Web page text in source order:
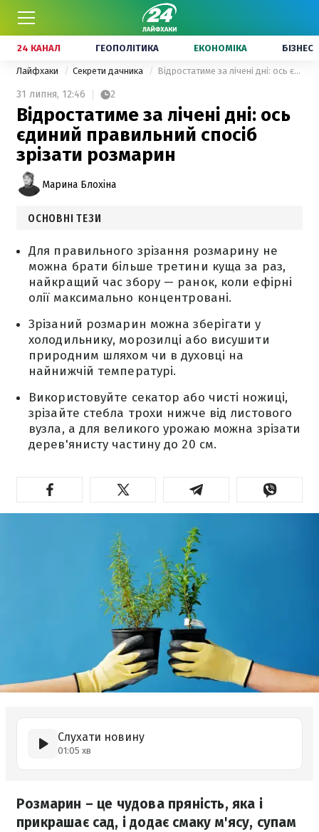
24 КАНАЛ ГЕОПОЛІТИКА ЕКОНОМІКА БІЗНЕС
Лайфхаки Секрети дачника Відростатиме за лічені дні: ось єдиний правильний спосіб зрізати розмарин
31 липня, 12:46 2
Відростатиме за лічені дні: ось
єдиний правильний спосіб
зрізати розмарин
Марина Блохіна
ОСНОВНІ ТЕЗИ
Для правильного зрізання розмарину не
можна брати більше третини куща за раз,
найкращий час збору — ранок, коли ефірні
олії максимально концентровані.
Зрізаний розмарин можна зберігати у
холодильнику, морозилці або висушити
природним шляхом чи в духовці на
найнижчій температурі.
Використовуйте секатор або чисті ножиці,
зрізайте стебла трохи нижче від листового
вузла, а для великого урожаю можна зрізати
дерев'янисту частину до 20 см.
Слухати новину
01:05 хв
Розмарин – це чудова пряність, яка і
прикрашає сад, і додає смаку м'ясу, супам